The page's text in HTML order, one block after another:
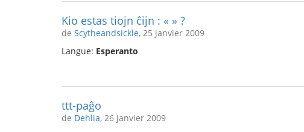
Kio estas tiojn ĉijn : « » ?
de Scytheandsickle, 25 janvier 2009
Langue: Esperanto
ttt-paĝo
de Dehlia, 26 janvier 2009